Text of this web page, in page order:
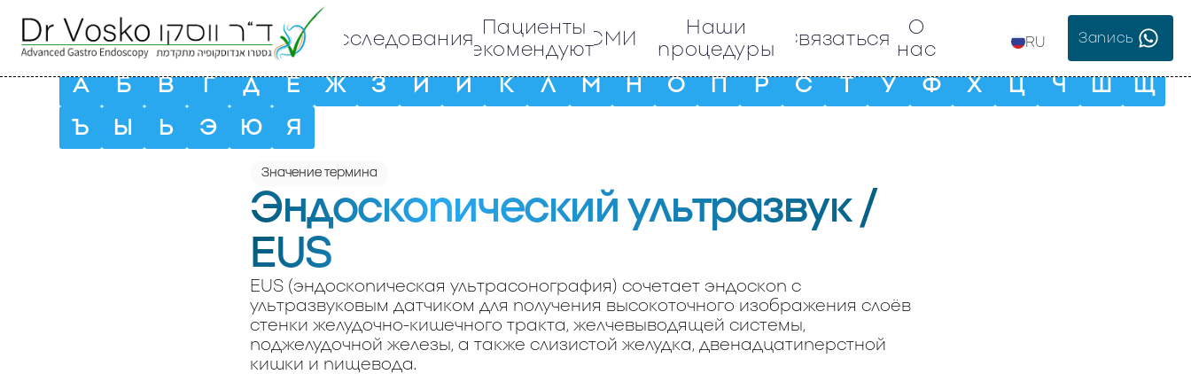
О
нас
Связаться
Наши
процедуры
СМИ
Пациенты
рекомендуют
исследования RU Запись
А Б В Г Д Е Ж З И Й К Л М Н О П Р С Т У Ф Х Ц Ч Ш
Щ
Ъ
Ы Ь Э Ю Я
Значение термина
Эндоскопический ультразвук /
EUS
EUS (эндоскопическая ультрасонография) сочетает эндоскоп с
ультразвуковым датчиком для получения высокоточного изображения слоёв
стенки желудочно-кишечного тракта, желчевыводящей системы,
поджелудочной железы, а также слизистой желудка, двенадцатиперстной
кишки и пищевода.